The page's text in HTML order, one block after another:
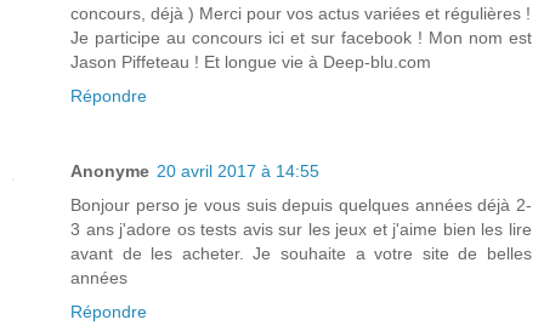
concours, déjà ) Merci pour vos actus variées et régulières !
Je participe au concours ici et sur facebook ! Mon nom est
Jason Piffeteau ! Et longue vie à Deep-blu.com
Répondre
Anonyme 20 avril 2017 à 14:55
Bonjour perso je vous suis depuis quelques années déjà 2-
3 ans j'adore os tests avis sur les jeux et j'aime bien les lire
avant de les acheter. Je souhaite a votre site de belles
années
Répondre